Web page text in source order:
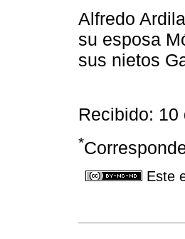
Alfredo
su esposa
sus nietos
Recibido: 10
*
Este